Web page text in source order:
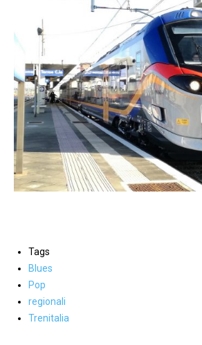
Tags
Blues
Pop
regionali
Trenitalia